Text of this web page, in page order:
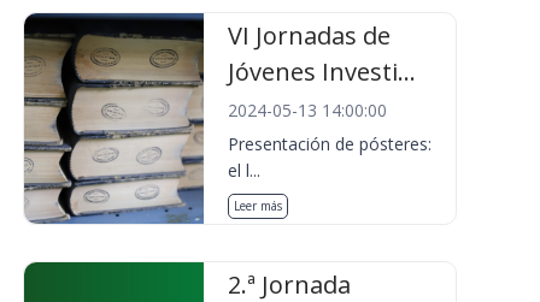
VI Jornadas de
Jóvenes Investi...
2024-05-13 14:00:00
Presentación de pósteres:
el l...
Leer más
2.ª Jornada